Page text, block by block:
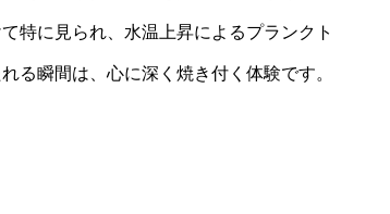
特に見られ、水温上昇によるプランクト
る瞬間は、心に深く焼き付く体験です。